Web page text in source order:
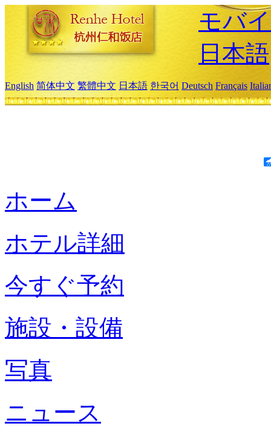
モバ
日本語
English 简体中文 繁體中文 日本語 한국어 Deutsch Français
ホーム
ホテル詳細
今すぐ予約
施設・設備
写真
ニュース